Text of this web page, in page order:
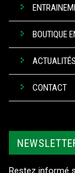
BOUTIQUE
CONTACT
Restez informé